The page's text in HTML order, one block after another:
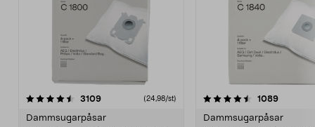
3109recensioner(24,98/st)
Dammsugarpåsar
4.5 av 5 stjärnor 1089
Dammsugarpåsar
4.5 av 5 stjärnor